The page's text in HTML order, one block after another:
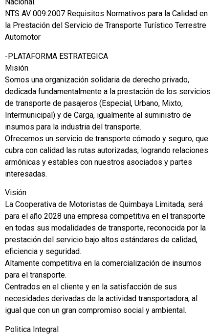
Nacional.
NTS AV 009:2007 Requisitos Normativos para la Calidad en
la Prestación del Servicio de Transporte Turístico Terrestre
Automotor
-PLATAFORMA ESTRATEGICA
Misión
Somos una organización solidaria de derecho privado,
dedicada fundamentalmente a la prestación de los servicios
de transporte de pasajeros (Especial, Urbano, Mixto,
Intermunicipal) y de Carga, igualmente al suministro de
insumos para la industria del transporte.
Ofrecemos un servicio de transporte cómodo y seguro, que
cubra con calidad las rutas autorizadas; logrando relaciones
armónicas y estables con nuestros asociados y partes
interesadas.
Visión
La Cooperativa de Motoristas de Quimbaya Limitada, será
para el año 2028 una empresa competitiva en el transporte
en todas sus modalidades de transporte, reconocida por la
prestación del servicio bajo altos estándares de calidad,
eficiencia y seguridad.
Altamente competitiva en la comercialización de insumos
para el transporte.
Centrados en el cliente y en la satisfacción de sus
necesidades derivadas de la actividad transportadora, al
igual que con un gran compromiso social y ambiental.
Politica Integral